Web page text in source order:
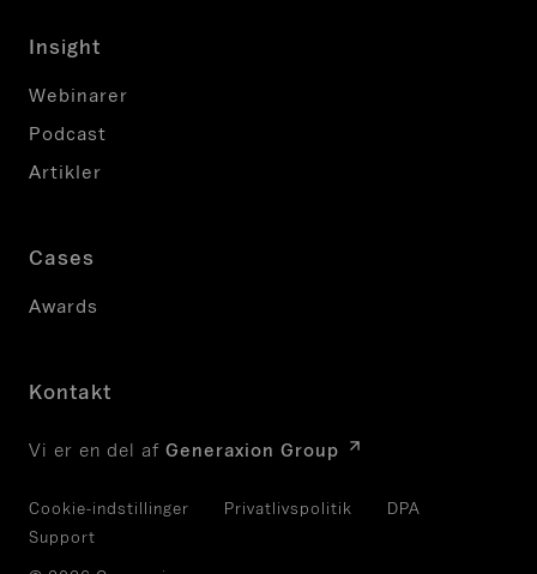
Insight
Webinarer
Podcast
Artikler
Cases
Awards
Kontakt
Vi er en del af Generaxion Group
Cookie-indstillinger Privatlivspolitik
DPA
Support